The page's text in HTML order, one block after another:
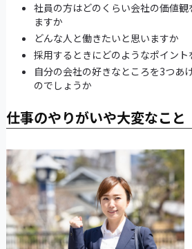
社員の方はどのくらい会社の価値
ますか
どんな人と働きたいと思いますか
採用するときにどのようなポイン
自分の会社の好きなところを3つあ
のでしょうか
仕事のやりがいや大変なこと